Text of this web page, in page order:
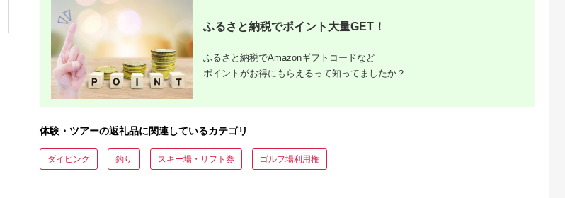
そば そば打ち )【D3-
5.0
33,000
期間3年（Eメール発
行）｜予約 宿泊 観光
チケット 子供 子連れ
カップル 家族 店頭 オ
ンライン ネット 電話
神奈川 神奈川
期間3年（Eメール発
行）｜予約 宿泊 観光
カップル 家族 店頭 オ
ンライン ネット 電話
長崎
寄付金額: 100,000 円
行）｜予約 宿泊 観光
体験 温泉 ホテル 旅館
ンライン ネット 電話
箱根
寄付金額:10,000円
箱根
ふるさと納税でポイント大量GET！
ふるさと納税でAmazonギフトコードなど
ポイントがお得にもらえるって知ってましたか？
体験・ツアーの返礼品に関連しているカテゴリ
ダイビング 釣り スキー場・リフト券 ゴルフ場利用権